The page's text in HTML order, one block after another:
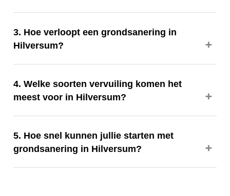
3. Hoe verloopt een grondsanering in
Hilversum?
4. Welke soorten vervuiling komen het
meest voor in Hilversum?
5. Hoe snel kunnen jullie starten met
grondsanering in Hilversum?